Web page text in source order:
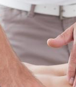
VIH : la
tous les
elle enfin